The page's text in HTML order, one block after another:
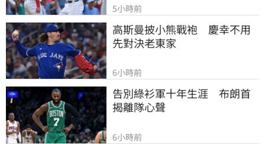
5小時前
高斯曼披小熊戰袍　慶幸不用
先對決老東家
6小時前
告別綠衫軍十年生涯　布朗首
揭離隊心聲
6小時前